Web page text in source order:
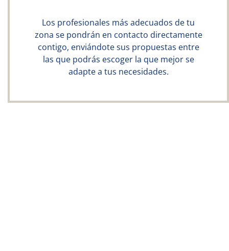
Los profesionales más adecuados de tu
zona se pondrán en contacto directamente
contigo, enviándote sus propuestas entre
las que podrás escoger la que mejor se
adapte a tus necesidades.